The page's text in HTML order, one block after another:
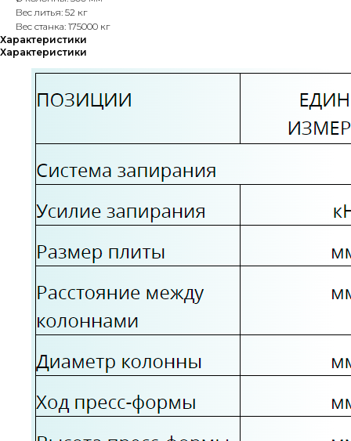
Вес литья: 52 кг
Вес станка: 175000 кг
Характеристики
Характеристики